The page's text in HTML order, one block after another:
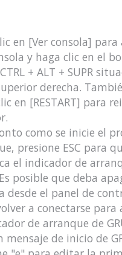
en [Ver consola] para
y haga clic en el
+ ALT + SUPR
derecha.
en [RESTART] para
como se inicie el
presione ESC para
el indicador de
posible que deba
desde el panel de
a conectarse para
de arranque de
mensaje de inicio de